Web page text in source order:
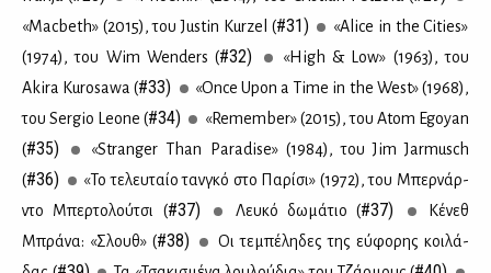
«Macbeth» (2015), του Justin Kurzel (#31)
«Alice in the Cities»
(1974), του Wim Wenders (#32)
«High & Low» (1963), του
Akira Kurosawa (#33)
«Once Upon a Time in the West» (1968),
του Sergio Leone (#34)
«Remember» (2015), του Atom Egoyan
(#35)
«Stranger Than Paradise» (1984), του Jim Jarmusch
(#36)
«To τε­λευ­ταίο ταν­γκό στο Πα­ρί­σι» (1972), του Μπερ­νάρ­
ντο Μπερ­το­λού­τσι (#37) Λευ­κό δω­μά­τιο (#37)
Κέ­νεθ
Μπρά­να: «Σλουθ» (#38)
Οι τε­μπέ­λη­δες της εύ­φο­ρης κοι­λά­